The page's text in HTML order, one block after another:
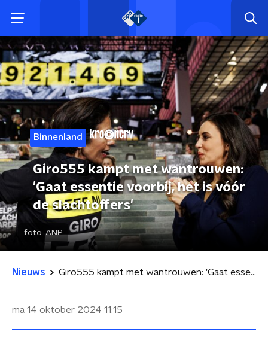
Binnenland
Giro555 kampt met wantrouwen:
'Gaat essentie voorbij, het is vóór
de slachtoffers'
foto: ANP
Nieuws Giro555 kampt met wantrouwen: 'Gaat essentie voorbij, het is vóór de slachtoffers'
ma 14 oktober 2024 11:15